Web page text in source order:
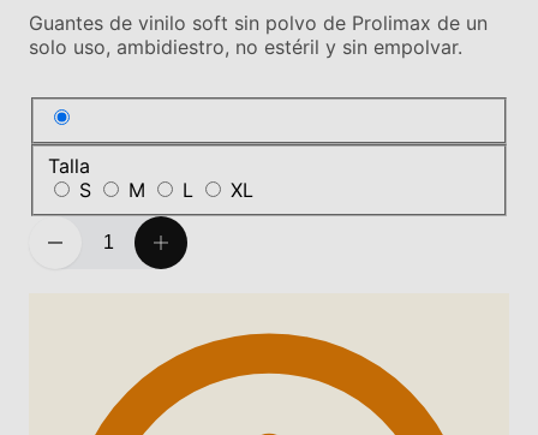
Guantes de vinilo soft sin polvo de Prolimax de un
solo uso, ambidiestro, no estéril y sin empolvar.
Talla
S
M L XL